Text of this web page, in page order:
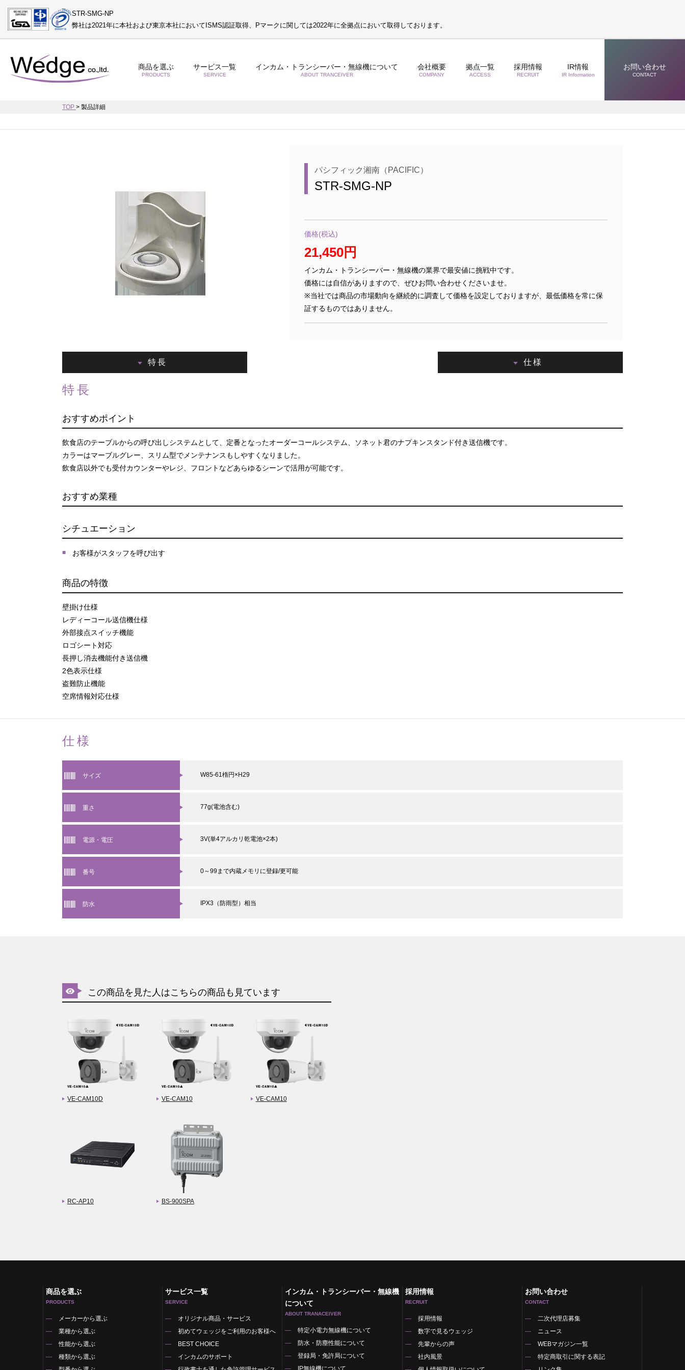
STR-SMG-NP
弊社は2021年に本社および東京本社においてISMS認証取得、Pマークに関しては2022年に全拠点において取得しております。
商品を選ぶ
PRODUCTS
サービス一覧
SERVICE
インカム・トランシーバー・無線機について
ABOUT TRANCEIVER
会社概要
COMPANY
拠点一覧
ACCESS
採用情報
RECRUIT
IR情報
IR Information
お問い合わせ
CONTACT
TOP > 製品詳細
パシフィック湘南（PACIFIC）
STR-SMG-NP
価格(税込)
21,450円
インカム・トランシーバー・無線機の業界で最安値に挑戦中です。
価格には自信がありますので、ぜひお問い合わせくださいませ。
※当社では商品の市場動向を継続的に調査して価格を設定しておりますが、最低価格を常に保
証するものではありません。
特長 仕様
特長
おすすめポイント
飲食店のテーブルからの呼び出しシステムとして、定番となったオーダーコールシステム、ソネット君のナプキンスタンド付き送信機です。
カラーはマーブルグレー、スリム型でメンテナンスもしやすくなりました。
飲食店以外でも受付カウンターやレジ、フロントなどあらゆるシーンで活用が可能です。
おすすめ業種
シチュエーション
お客様がスタッフを呼び出す
商品の特徴
壁掛け仕様
レディーコール送信機仕様
外部接点スイッチ機能
ロゴシート対応
長押し消去機能付き送信機
2色表示仕様
盗難防止機能
空席情報対応仕様
仕様
サイズ W85-61楕円×H29
重さ 77g(電池含む)
電源・電圧 3V(単4アルカリ乾電池×2本)
番号 0～99まで内蔵メモリに登録/更可能
防水 IPX3（防雨型）相当
この商品を見た人はこちらの商品も見ています
VE-CAM10D VE-CAM10 VE-CAM10
RC-AP10 BS-900SPA
商品を選ぶ
PRODUCTS
メーカーから選ぶ
業種から選ぶ
性能から選ぶ
種類から選ぶ
サービス一覧
SERVICE
オリジナル商品・サービス
初めてウェッジをご利用のお客様へ
BEST CHOICE
インカムのサポート
インカム・トランシーバー・無線機
について
ABOUT TRANACEIVER
特定小電力無線機について
防水・防塵性能について
登録局・免許局について
IP無線機について
採用情報
RECRUIT
採用情報
数字で見るウェッジ
先輩からの声
社内風景
お問い合わせ
CONTACT
二次代理店募集
ニュース
WEBマガジン一覧
特定商取引に関する表記